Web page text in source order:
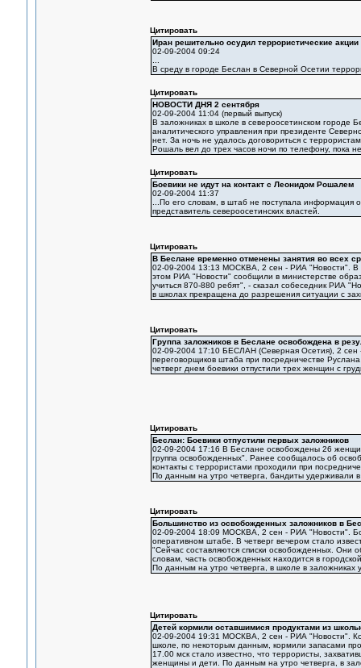
Цитировать
Иран решительно осудил террористические
02-09-2004 09:24
В среду в городе Беслан в Северной Осетии
Цитировать
НОВОСТИ ДНЯ 2 сентября
02-09-2004 11:04 (первый выпуск)
В заложниках в школе в североосетинском городе
аналитического управления при президенте
нет. За ночь не удалось договориться с
Рошаль вел до трех часов ночи по телефону, пока
Цитировать
Боевики не идут на контакт с Леонидом Рошалем
02-09-2004 11:37
...По его словам, в штаб не поступала
представитель североосетинских властей.
Цитировать
В Беслане временно отменены занятия во всех
02-09-2004 13:13 МОСКВА, 2 сен - РИА "Новости". В
этом РИА "Новости" сообщили в министерстве
учиться 870-880 ребят", - сказал собеседник РИА
в школах прекращена до разрешения ситуации с
Цитировать
Группа заложников в Беслане освобождена в
02-09-2004 17:10 БЕСЛАН (Северная Осетия), 2 сен
переговорщиков штаба при посредничестве
четверг днем боевики отпустили трех женщин с
Цитировать
Беслан: Боевики отпустили первых заложников
02-09-2004 17:16 В Беслане освобождены 26
группа освобожденных". Ранее сообщалось об
контакты с террористами проходили при
По данным на утро четверга, бандиты удерживали
Цитировать
Большинство из освобожденных заложников в
02-09-2004 18:09 МОСКВА, 2 сен - РИА "Новости".
оперативном штабе. В четверг вечером стало
"Сейчас составляются списки освобожденных. Они
словам, часть освобожденных находится в
По данным на утро четверга, в школе в заложниках
Цитировать
Детей кормили оставшимися продуктами из
02-09-2004 19:31 МОСКВА, 2 сен - РИА "Новости".
школе, по некоторым данным, кормили запасами
17.00 мск стало известно, что террористы,
женщины и дети. По данным на утро четверга, в